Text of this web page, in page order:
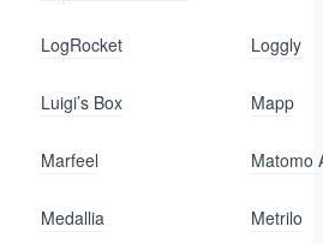
LogRocket Loggly
Luigi’s Box Mapp
Marfeel Matomo
Medallia Metrilo